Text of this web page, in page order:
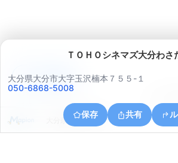
ＴＯＨＯシネマズ大分わさ
大分県大分市大字玉沢楠本７５５-１
050-6868-5008
保存 共有
大分県大分市木上
アプリで見る